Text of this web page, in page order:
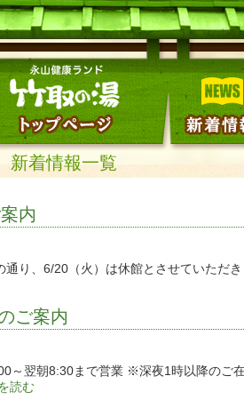
新着情報一覧
内
り、6/20（火）は休館とさせていただ
ご案内
～翌朝8:30まで営業 ※深夜1時以降の
読む